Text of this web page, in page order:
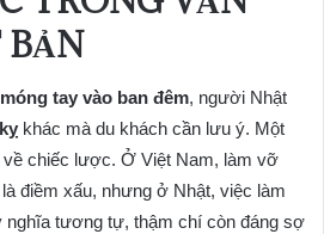
tay vào ban đêm, người Nhật
khác mà du khách cần lưu ý. Một
về chiếc lược. Ở Việt Nam, làm vỡ
điềm xấu, nhưng ở Nhật, việc làm
nghĩa tương tự, thậm chí còn đáng sợ